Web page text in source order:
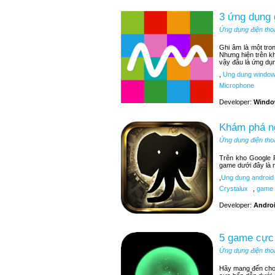
3 ứng dụng
Ứng dụng điện
Ghi âm là một
Nhưng hiện trên
vậy đâu là ứng
Ung dung
Microphone
Developer:
Khám phá
Ứng dụng điện
Trên kho Google
game dưới đây là
Ung dung android
Crystalux
game
Developer:
5 game
Ứng dụng điện
Hãy mang đến